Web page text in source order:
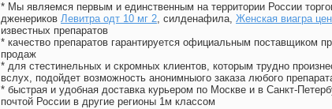
* Мы являемся первым и единственным на территории России
дженериков Левитра одт 10 мг 2, силденафила, Женская виагра
известных препаратов
* качество препаратов гарантируется официальным поставщиком
продаж
* для стестинельных и скромных клиентов, которым трудно
вслух, подойдет возможность анонимныого заказа любого
* быстрая и удобная доставка курьером по Москве и в Санкт-
почтой России в другие регионы 1м классом